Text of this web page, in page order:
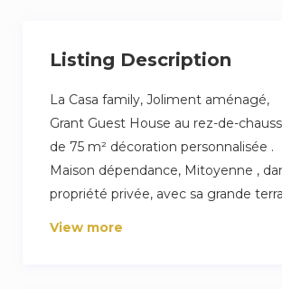
Listing Description
La Casa family, Joliment aménagé,
Grant Guest House au rez-de-
de 75 m² décoration personnalisée .
Maison dépendance, Mitoyenne ,
propriété privée, avec sa grande
salon de jardin douillet.
View more